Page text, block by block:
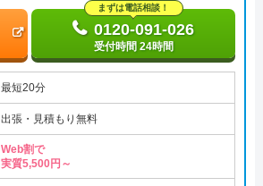
まずは電話相談！
0120-091-026
受付時間 24時間
最短20分
出張・見積もり無料
Web割で
実質5,500円～